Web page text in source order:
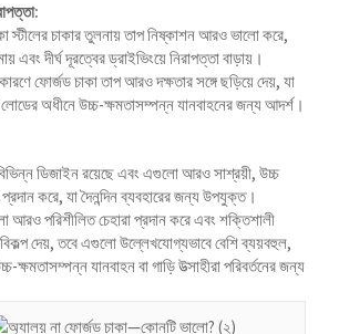
স্টীলের চাকার তুলনায় তাপ নিষ্কাশন আরও ভালো করে,
এবং দীর্ঘ দূরত্বের ড্রাইভিংয়ে নিরাপত্তা বাড়ায়।
ফোর্জড চাকা তাপ আরও দক্ষতার সঙ্গে ছড়িয়ে দেয়, যা
লোডের অধীনে উচ্চ-ক্ষমতাসম্পন্ন যানবাহনের জন্য আদর্শ।
ডিজাইন রয়েছে এবং এগুলো আরও সাশ্রয়ী, উচ্চ
প্রদান করে, যা দৈনন্দিন ব্যবহারের জন্য উপযুক্ত।
আরও পরিশীলিত চেহারা প্রদান করে এবং শক্তিশালী
দেয়, তবে এগুলো উল্লেখযোগ্যভাবে বেশি ব্যয়বহুল,
ক্ষমতাসম্পন্ন যানবাহন বা গাড়ি উত্সাহীরা পরিবর্তনের জন্য
Português de Angola
Português (AO90)
Norsk nynorsk
Nederlands (België)
नेपाली